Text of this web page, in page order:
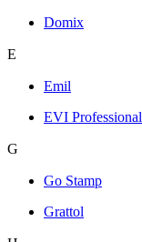
Domix
E
Emil
EVI Professional
G
Go Stamp
Grattol